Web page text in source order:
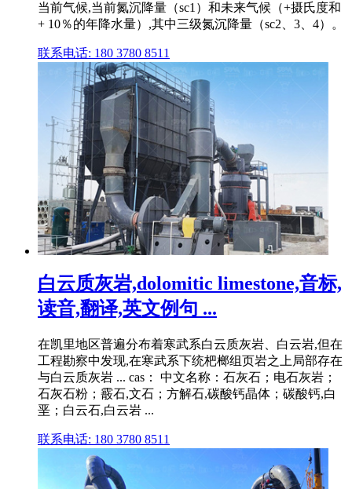
当前气候,当前氮沉降量（sc1）和未来气候（+摄氏度和
+ 10％的年降水量）,其中三级氮沉降量（sc2、3、4）。
联系电话: 180 3780 8511
白云质灰岩,dolomitic limestone,音标,
读音,翻译,英文例句 ...
在凯里地区普遍分布着寒武系白云质灰岩、白云岩,但在
工程勘察中发现,在寒武系下统杷榔组页岩之上局部存在
与白云质灰岩 ... cas： 中文名称：石灰石；电石灰岩；
石灰石粉；霰石,文石；方解石,碳酸钙晶体；碳酸钙,白
垩；白云石,白云岩 ...
联系电话: 180 3780 8511